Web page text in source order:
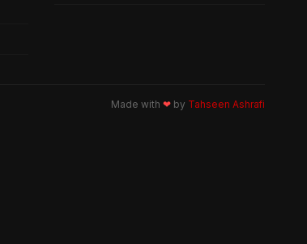
Made with ❤ by Tahseen Ashrafi